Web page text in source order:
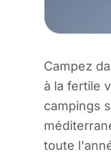
Campez
à la fertile
campings
toute